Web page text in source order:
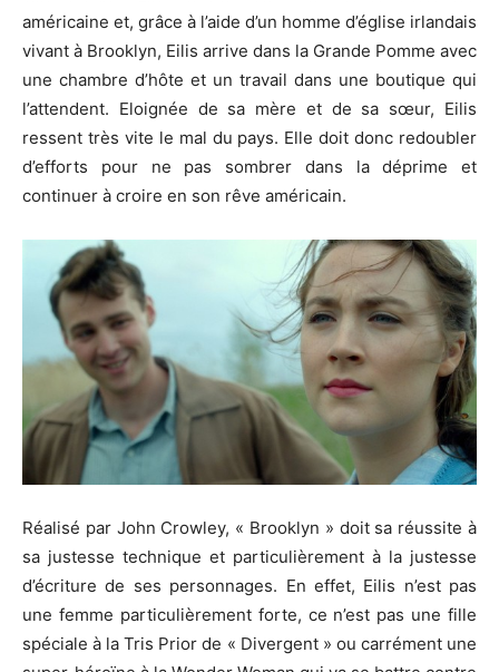
américaine et, grâce à l’aide d’un homme d’église irlandais
vivant à Brooklyn, Eilis arrive dans la Grande Pomme avec
une chambre d’hôte et un travail dans une boutique qui
l’attendent. Eloignée de sa mère et de sa sœur, Eilis
ressent très vite le mal du pays. Elle doit donc redoubler
d’efforts pour ne pas sombrer dans la déprime et
continuer à croire en son rêve américain.
Réalisé par John Crowley, « Brooklyn » doit sa réussite à
sa justesse technique et particulièrement à la justesse
d’écriture de ses personnages. En effet, Eilis n’est pas
une femme particulièrement forte, ce n’est pas une fille
spéciale à la Tris Prior de « Divergent » ou carrément une